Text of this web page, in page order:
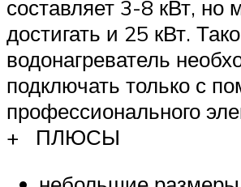
составляет 3-8 кВт, но
достигать и 25 кВт.
водонагреватель
подключать только с
профессионального
+ ПЛЮСЫ